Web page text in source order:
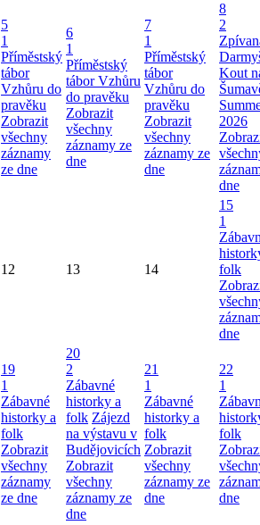
5
1
Příměstský
tábor
Vzhůru do
pravěku
Zobrazit
všechny
záznamy
ze dne
6
1
Příměstský
tábor Vzhůru
do pravěku
Zobrazit
všechny
záznamy ze
dne
7
1
Příměstský
tábor
Vzhůru do
pravěku
Zobrazit
všechny
záznamy ze
dne
8
2
Kout
2026
dne
12 13 14
15
1
folk
dne
19
1
Zábavné
historky a
folk
Zobrazit
všechny
záznamy
ze dne
20
2
Zábavné
historky a
folk Zájezd
na výstavu v
Budějovicích
Zobrazit
všechny
záznamy ze
dne
21
1
Zábavné
historky a
folk
Zobrazit
všechny
záznamy ze
dne
22
1
folk
dne